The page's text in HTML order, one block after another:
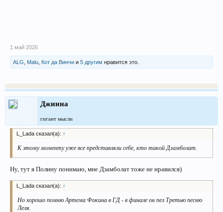
1 май 2026
ALG Malu Кот да Винчи и 5 другим нравится это.
Джинна
гигант мысли
L_Lada сказал(а): ↑
К этому моменту уже все представляли себе, кто такой Дзамболат.
Ну, тут я Полину понимаю, мне Дзамболат тоже не нравился)
L_Lada сказал(а): ↑
Но хорошо помню Артема Фокина в ГД - в финале он пел Третью песню
Леля.